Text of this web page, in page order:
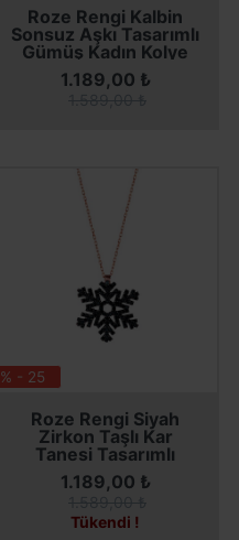
Roze Rengi Kalbin
Sonsuz Aşkı Tasarımlı
Gümüş Kadın Kolye
SEPETE EKLE
1.189,00 ₺
SEPETE EKLE
% - 25
Roze Rengi Siyah
Zirkon Taşlı Kar
Tanesi Tasarımlı
Gümüş Kolye
SEPETE EKLE
1.189,00 ₺
Tükendi !